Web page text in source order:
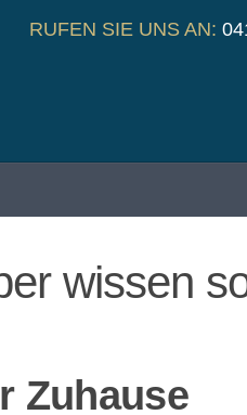
RUFEN SIE UNS AN:
wissen
Zuhause